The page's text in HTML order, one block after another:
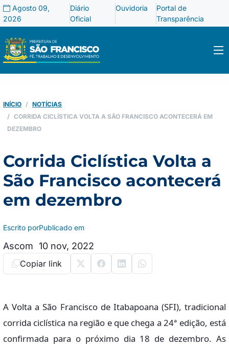
Agosto 09,
2026
Diário
Oficial
Ouvidoria
Portal de
Transparência
INÍCIO
NOTÍCIAS
CORRIDA CICLÍSTICA VOLTA A SÃO FRANCISCO ACONTECERÁ EM
DEZEMBRO
Corrida Ciclística Volta a
São Francisco acontecerá
em dezembro
Escrito por
Ascom
Publicado em
10 nov, 2022
Copiar link
A Volta a São Francisco de Itabapoana (SFI), tradicional
corrida ciclística na região e que chega a 24ª edição, está
confirmada para o próximo dia 18 de dezembro. As